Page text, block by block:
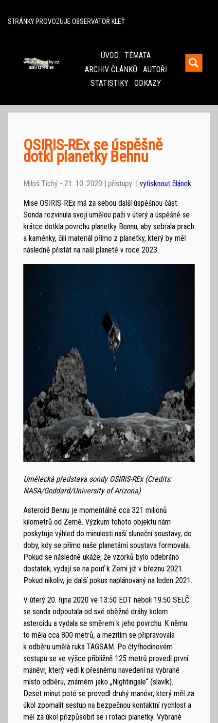
STRÁNKY PROVOZUJE OBSERVATOŘ KLEŤ
ÚVOD
TÉMATA
ARCHIV ČLÁNKŮ
AUTOŘI
STATISTIKY
ODKAZY
OSIRIS-REx se úspěšně
dotkl planetky Bennu
Miloš Tichý - 21. 10. 2020 | přístupy: | vytisknout článek
Mise OSIRIS-REx má za sebou další úspěšnou část.
Sonda rozvinula svojí umělou paži v úterý a úspěšně se
krátce dotkla povrchu planetky Bennu, aby sebrala prach
a kaménky, čili materiál přímo z planetky, který by měl
následně přistát na naší planetě v roce 2023.
Umělecká představa sondy OSIRIS-REx (Credits:
NASA/Goddard/University of Arizona)
Asteroid Bennu je momentálně cca 321 milionů
kilometrů od Země. Výzkum tohoto objektu nám
poskytuje výhled do minulosti naší sluneční soustavy, do
doby, kdy se přímo naše planetární soustava formovala.
Pokud se následně ukáže, že vzorků bylo odebráno
dostatek, vydají se na pouť k Zemi již v březnu 2021.
Pokud nikoliv, je další pokus naplánovaný na leden 2021.
V úterý 20. řijna 2020 ve 13:50 EDT neboli 19:50 SELČ
se sonda odpoutala od své oběžné dráhy kolem
asteroidu a vydala se směrem k jeho povrchu. K němu
to měla cca 800 metrů, a mezitím se připravovala
k odběru umělá ruka TAGSAM. Po čtyřhodinovém
sestupu se ve výšce přibližně 125 metrů provedl první
manévr, který vedl k přesnému navedení na vybrané
místo odběru, známém jako „Nightingale“ (slavík).
Deset minut poté se provedl druhý manévr, který měl za
úkol zpomalit sestup na bezpečnou kontaktní rychlost a
měl za úkol přizpůsobit se i rotaci planetky. Vybrané